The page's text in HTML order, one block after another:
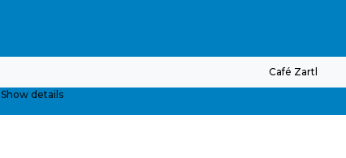
Café Zartl
Show details